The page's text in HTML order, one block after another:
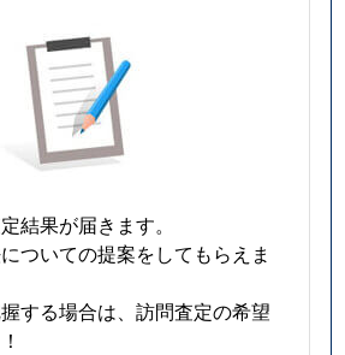
結果が届きます。
ついての提案をしてもらえま
する場合は、訪問査定の希望